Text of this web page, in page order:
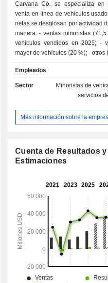
Carvana Co. se especializa
venta en línea de vehículos
netas se desglosan por actividad
manera: - ventas minoristas (71,5 %): 596 641
vehículos vendidos en 2025; - ventas al por
mayor de vehículos
Empleados
Sector
Minoristas de
servicios
Más información sobre la
Cuenta de Resultados y
Estimaciones